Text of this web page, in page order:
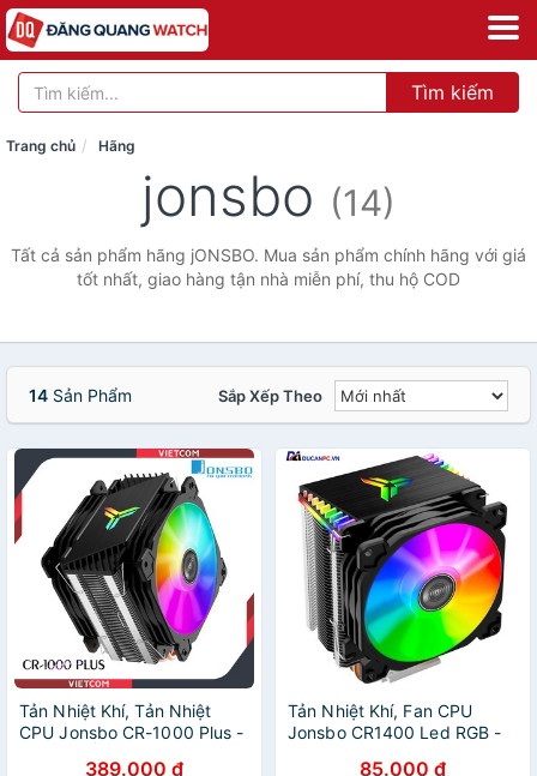
Tìm kiếm
Trang chủ Hãng
jonsbo (14)
Tất cả sản phẩm hãng jONSBO. Mua sản phẩm chính hãng với giá
tốt nhất, giao hàng tận nhà miễn phí, thu hộ COD
14 Sản Phẩm Sắp Xếp Theo
Tản Nhiệt Khí, Tản Nhiệt
CPU Jonsbo CR-1000 Plus -
389.000 đ
Tản Nhiệt Khí, Fan CPU
Jonsbo CR1400 Led RGB -
85.000 đ